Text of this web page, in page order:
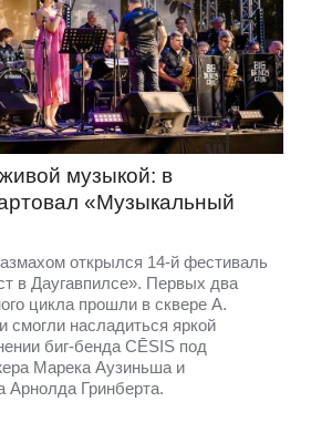
музыкой: в
«Музыкальный
открылся 14-й фестиваль
в Даугавпилсе». Первых два
цикла прошли в сквере А.
смогли насладиться яркой
биг-бенда CĒSIS под
Марека Аузиньша и
Арнолда Гринберта.